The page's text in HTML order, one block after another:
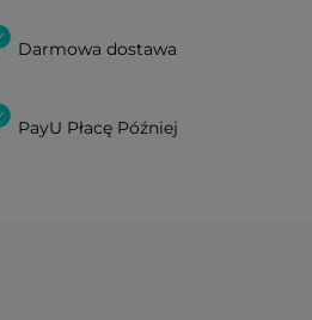
Darmowa dostawa
PayU Płacę Później